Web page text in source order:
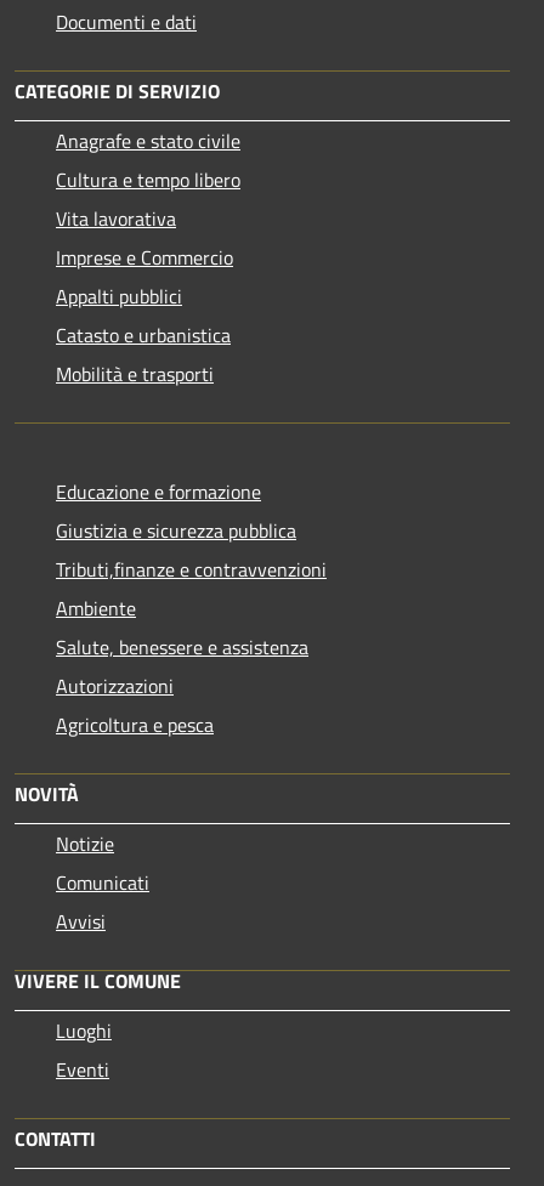
Documenti e dati
CATEGORIE DI SERVIZIO
Anagrafe e stato civile
Cultura e tempo libero
Vita lavorativa
Imprese e Commercio
Appalti pubblici
Catasto e urbanistica
Mobilità e trasporti
Educazione e formazione
Giustizia e sicurezza pubblica
Tributi,finanze e contravvenzioni
Ambiente
Salute, benessere e assistenza
Autorizzazioni
Agricoltura e pesca
NOVITÀ
Notizie
Comunicati
Avvisi
VIVERE IL COMUNE
Luoghi
Eventi
CONTATTI